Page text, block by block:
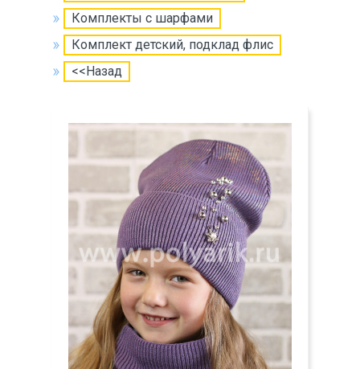
Комплекты с шарфами
Комплект детский, подклад флис
<<Назад